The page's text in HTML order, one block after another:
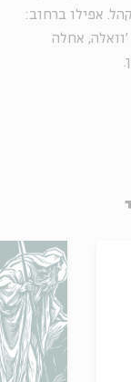
אפילו ברחוב:
'וואלה, אחלה